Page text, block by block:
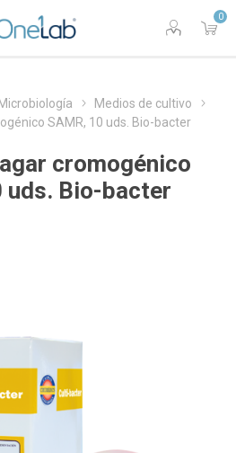
0
Microbiología
Medios de cultivo
SAMR, 10 uds. Bio-bacter
cromogénico
uds. Bio-bacter